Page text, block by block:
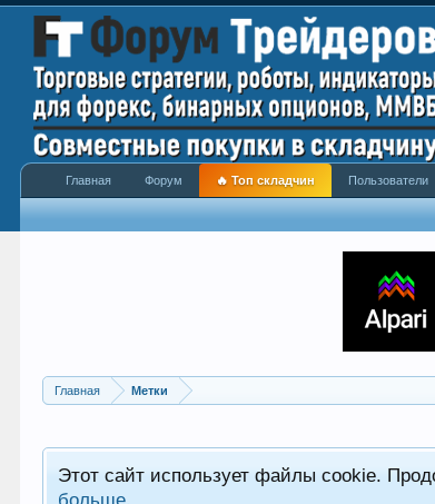
Главная Метки
Этот сайт использует файлы cookie.
больше.
Главная Форум 🔥 Топ складчин Пользователи